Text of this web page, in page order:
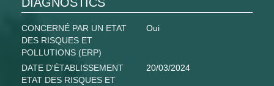
DIAGNOSTICS
CONCERNÉ PAR UN ETAT
DES RISQUES ET
POLLUTIONS (ERP)
Oui
DATE D'ÉTABLISSEMENT
ETAT DES RISQUES ET
20/03/2024